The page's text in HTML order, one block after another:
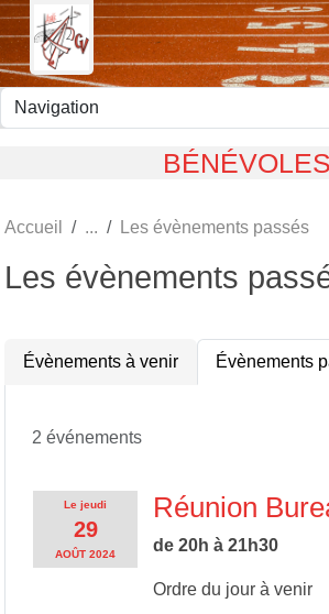
BÉNÉVOLES
Accueil Les évènements passés
Les évènements
Évènements à venir Évènements
2 événements
Lejeudi
29
AOÛT 2024
Réunion
de 20h à 21h30
Ordre du jour à venir
Panneau de gestion des cookies